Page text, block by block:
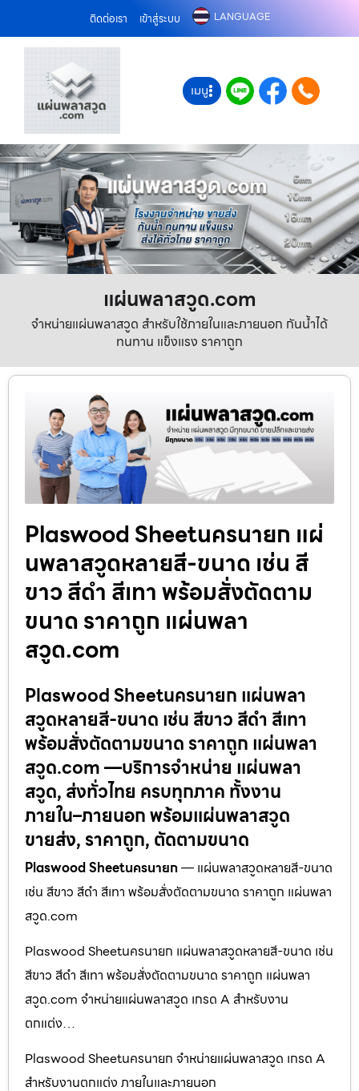
ติดต่อเรา เข้าสู่ระบบ LANGUAGE
เมนู
แผ่นพลาสวูด.com
จำหน่ายแผ่นพลาสวูด สำหรับใช้ภายในและภายนอก กันน้ำได้
ทนทาน แข็งแรง ราคาถูก
Plaswood Sheetนครนายก แผ่
นพลาสวูดหลายสี-ขนาด เช่น สี
ขาว สีดำ สีเทา พร้อมสั่งตัดตาม
ขนาด ราคาถูก แผ่นพลา
สวูด.com
Plaswood Sheetนครนายก แผ่นพลา
สวูดหลายสี-ขนาด เช่น สีขาว สีดำ สีเทา
พร้อมสั่งตัดตามขนาด ราคาถูก แผ่นพลา
สวูด.com —บริการจำหน่าย แผ่นพลา
สวูด, ส่งทั่วไทย ครบทุกภาค ทั้งงาน
ภายใน–ภายนอก พร้อมแผ่นพลาสวูด
ขายส่ง, ราคาถูก, ตัดตามขนาด
Plaswood Sheetนครนายก— แผ่นพลาสวูดหลายสี-ขนาด
เช่น สีขาว สีดำ สีเทา พร้อมสั่งตัดตามขนาด ราคาถูก แผ่นพลา
สวูด.com
Plaswood Sheetนครนายก แผ่นพลาสวูดหลายสี-ขนาด เช่น
สีขาว สีดำ สีเทา พร้อมสั่งตัดตามขนาด ราคาถูก แผ่นพลา
สวูด.com จำหน่ายแผ่นพลาสวูด เกรด A สำหรับงาน
ตกแต่ง…
Plaswood Sheetนครนายก จำหน่ายแผ่นพลาสวูด เกรด A
สำหรับงานตกแต่ง ภายในและภายนอก